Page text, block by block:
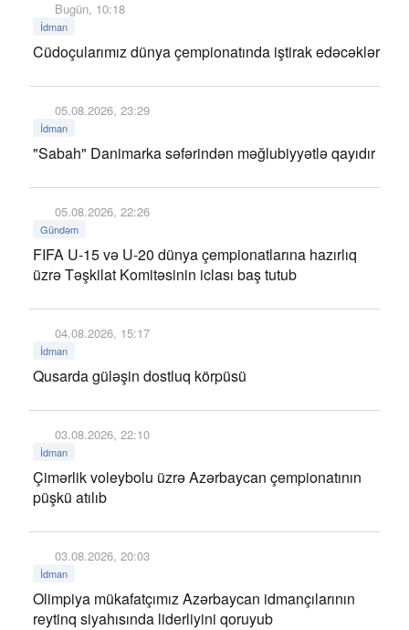
Bugün, 10:18
İdman
Cüdoçularımız dünya çempionatında iştirak edəcəklər
05.08.2026, 23:29
İdman
"Sabah" Danimarka səfərindən məğlubiyyətlə qayıdır
05.08.2026, 22:26
Gündəm
FIFA U-15 və U-20 dünya çempionatlarına hazırlıq
üzrə Təşkilat Komitəsinin iclası baş tutub
04.08.2026, 15:17
İdman
Qusarda güləşin dostluq körpüsü
03.08.2026, 22:10
İdman
Çimərlik voleybolu üzrə Azərbaycan çempionatının
püşkü atılıb
03.08.2026, 20:03
İdman
Olimpiya mükafatçımız Azərbaycan idmançılarının
reytinq siyahısında liderliyini qoruyub